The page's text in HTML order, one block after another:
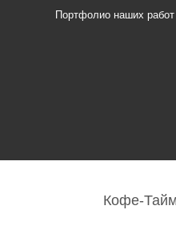
Портфолио наших работ
Кофе-